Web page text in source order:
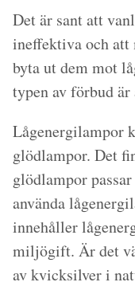
Det är sant att
ineffektiva och att
byta ut dem mot
typen av förbud
Lågenergilampor
glödlampor. Det
glödlampor
använda
innehåller
miljögift. Är det
av kvicksilver i